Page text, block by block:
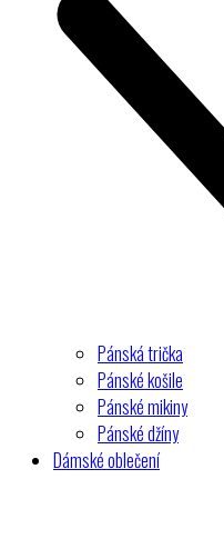
Pánská trička
Pánské košile
Pánské mikiny
Pánské džíny
Dámské oblečení